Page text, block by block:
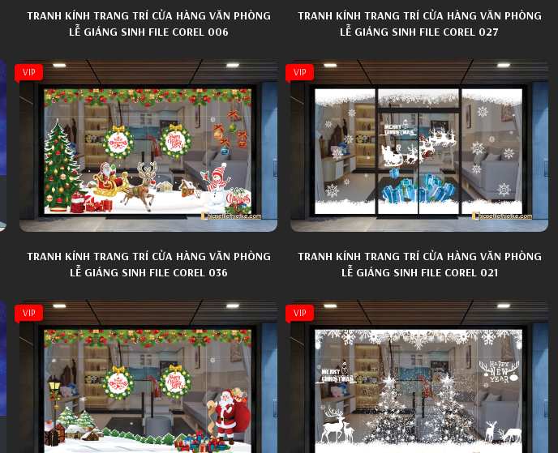
TRANH KÍNH TRANG TRÍ CỬA HÀNG VĂN PHÒNG
LỄ GIÁNG SINH FILE COREL 006
TRANH KÍNH TRANG TRÍ CỬA HÀNG VĂN PHÒNG
LỄ GIÁNG SINH FILE COREL 027
VIP
TRANH KÍNH TRANG TRÍ CỬA HÀNG VĂN PHÒNG
LỄ GIÁNG SINH FILE COREL 036
VIP
TRANH KÍNH TRANG TRÍ CỬA HÀNG VĂN PHÒNG
LỄ GIÁNG SINH FILE COREL 021
VIP VIP